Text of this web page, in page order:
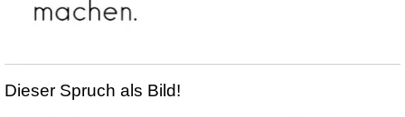
Dieser Spruch als Bild!